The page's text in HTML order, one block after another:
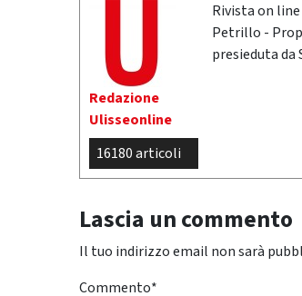
Redazione
Ulisseonline
16180 articoli
Rivista on
Petrillo -
presieduta da
Lascia un commento
Il tuo indirizzo email non sarà
Commento*